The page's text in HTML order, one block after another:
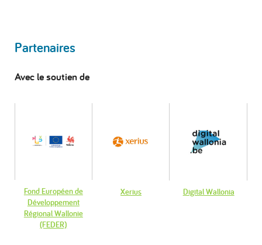
Partenaires
Avec le soutien de
Fond Européen de
Développement
Régional Wallonie
(FEDER)
Xerius Digital Wallonia